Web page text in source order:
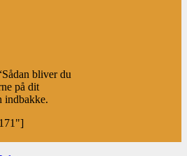
bliver du
på dit
indbakke.